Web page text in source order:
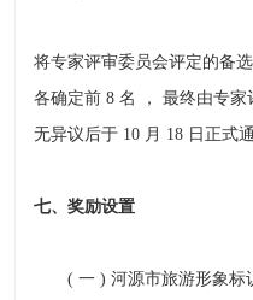
将专家评审委员会评定的备
各确定前 8 名 ， 最终由专家
无异议后于 10 月 18 日正式
七、奖励设置
( 一 ) 河源市旅游形象标